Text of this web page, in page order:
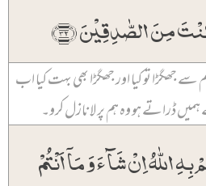
مِنَ الصّٰدِقِیۡنَ ﴿۳۲﴾
جھگڑا تو کیا اور جھگڑا بھی بہت کیا اب
ڈراتے ہو وہ ہم پر لا نازل کرو۔
اللّٰہُ اِنۡ شَآءَ وَ مَاۤ اَنۡتُمۡ